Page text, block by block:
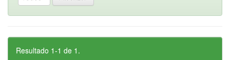
Resultado 1-1 de 1.